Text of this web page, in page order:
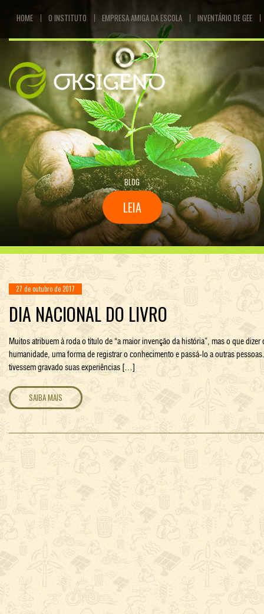
HOME O INSTITUTO EMPRESA AMIGA DA ESCOLA INVENTÁRIO DE GEE
BLOG
LEIA
27 de outubro de 2017
DIA NACIONAL DO LIVRO
Muitos atribuem à roda o título de “a maior invenção da história”, mas o que
humanidade, uma forma de registrar o conhecimento e passá-lo a outras
tivessem gravado suas experiências […]
SAIBA MAIS